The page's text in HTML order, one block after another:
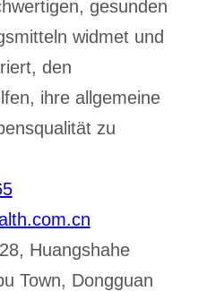
gesunden
widmet und
den
ihre allgemeine
zu
Huangshahe
Town, Dongguan